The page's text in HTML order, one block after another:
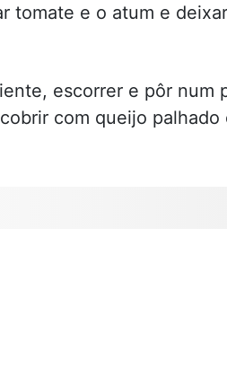
tomate e o atum e
escorrer e pôr num
com queijo palhado